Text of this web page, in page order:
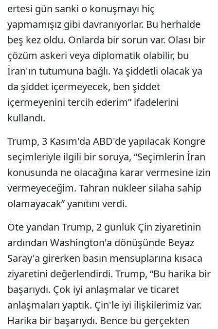
ertesi gün sanki o konuşmayı hiç
yapmamışız gibi davranıyorlar. Bu herhalde
beş kez oldu. Onlarda bir sorun var. Olası bir
çözüm askeri veya diplomatik olabilir, bu
İran'ın tutumuna bağlı. Ya şiddetli olacak ya
da şiddet içermeyecek, ben şiddet
içermeyenini tercih ederim” ifadelerini
kullandı.
Trump, 3 Kasım'da ABD'de yapılacak Kongre
seçimleriyle ilgili bir soruya, “Seçimlerin İran
konusunda ne olacağına karar vermesine izin
vermeyeceğim. Tahran nükleer silaha sahip
olamayacak” yanıtını verdi.
Öte yandan Trump, 2 günlük Çin ziyaretinin
ardından Washington'a dönüşünde Beyaz
Saray'a girerken basın mensuplarına kısaca
ziyaretini değerlendirdi. Trump, “Bu harika bir
başarıydı. Çok iyi anlaşmalar ve ticaret
anlaşmaları yaptık. Çin'le iyi ilişkilerimiz var.
Harika bir başarıydı. Bence bu gerçekten